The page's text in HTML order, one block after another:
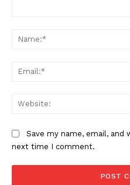
Save my name, email,
next time I comment.